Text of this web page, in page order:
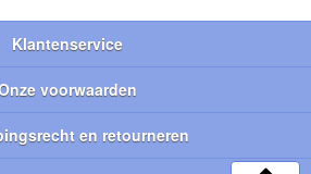
Klantenservice
voorwaarden
en retourneren